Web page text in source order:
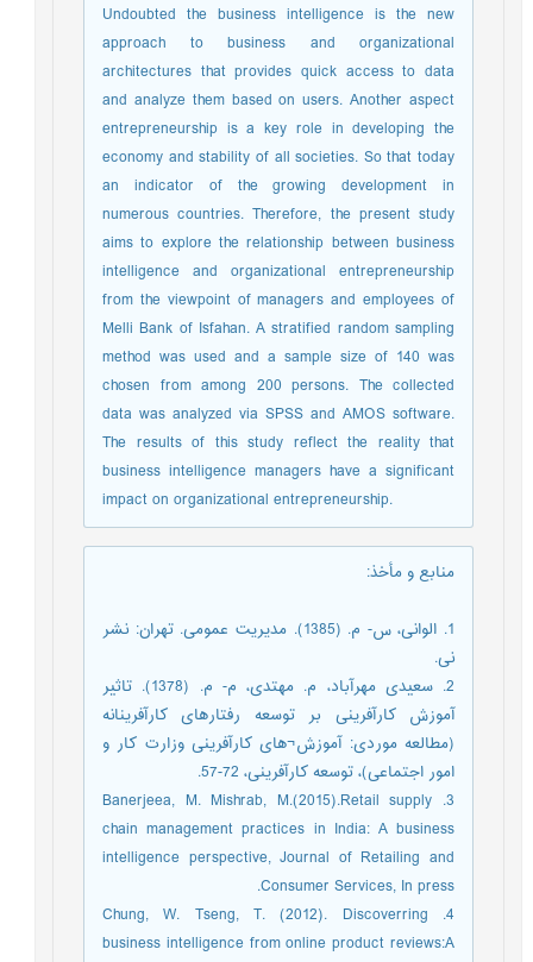
Undoubted the business intelligence is the new
approach to business and organizational
architectures that provides quick access to data
and analyze them based on users. Another aspect
entrepreneurship is a key role in developing the
economy and stability of all societies. So that today
an indicator of the growing development in
numerous countries. Therefore, the present study
aims to explore the relationship between business
intelligence and organizational entrepreneurship
from the viewpoint of managers and employees of
Melli Bank of Isfahan. A stratified random sampling
method was used and a sample size of 140 was
chosen from among 200 persons. The collected
data was analyzed via SPSS and AMOS software.
The results of this study reflect the reality that
business intelligence managers have a significant
impact on organizational entrepreneurship.
منابع و مأخذ:
1. الوانی، س- م. (1385). مدیریت عمومی. تهران: نشر
نی.
2. سعیدی مهرآباد، م. مهتدی، م- م. (1378). تاثیر
آموزش کارآفرینی بر توسعه رفتارهای کارآفرینانه
(مطالعه موردی: آموزش¬های کارآفرینی وزارت کار و
امور اجتماعی)، توسعه کارآفرینی، 72-57.
3. Banerjeea, M. Mishrab, M.(2015).Retail supply
chain management practices in India: A business
intelligence perspective, Journal of Retailing and
Consumer Services, In press.
4. Chung, W. Tseng, T. (2012). Discoverring
business intelligence from online product reviews:A